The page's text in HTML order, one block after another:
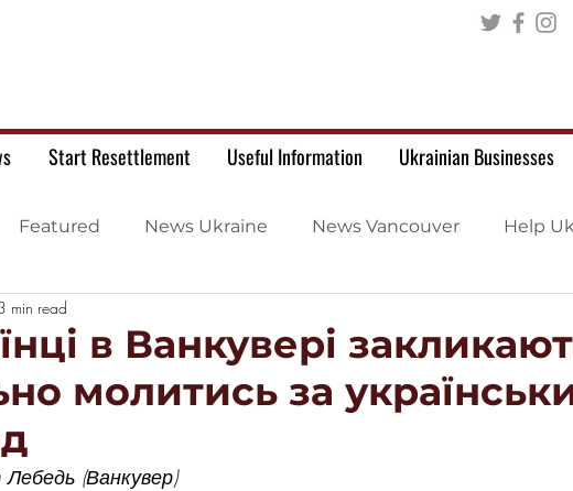
Start Resettlement Useful Information Ukrainian Businesses
Featured News Ukraine News Vancouver Help
в Ванкувері
молитись за
min read
(Ванкувер)